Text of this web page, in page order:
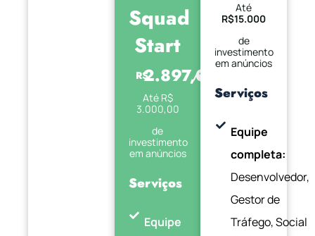
Squad
Start
R$2.897,00
/mês
Até R$
3.000,00
de
investimento
em anúncios
Serviços
Equipe
Até
R$15.000
de
investimento
em anúncios
Serviços
Equipe
completa:
Desenvolvedor,
Gestor de
Tráfego, Social